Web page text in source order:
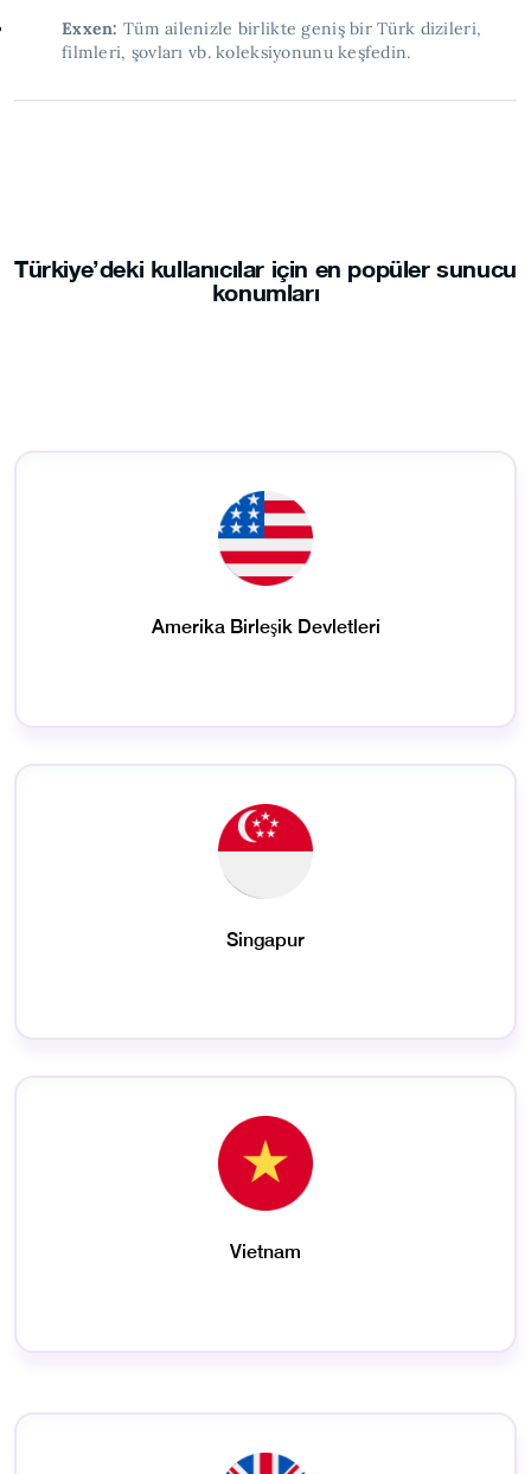
Exxen: Tüm ailenizle birlikte geniş bir Türk dizileri,
filmleri, şovları vb. koleksiyonunu keşfedin.
Türkiye’deki kullanıcılar için en popüler sunucu
konumları
Amerika Birleşik Devletleri
Singapur
Vietnam